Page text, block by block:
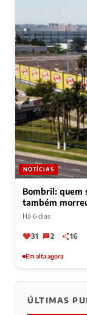
NOTÍCIAS
Bombril: quem
também
Há 6 dias
31 2 16
Em alta agora
ÚLTIMAS